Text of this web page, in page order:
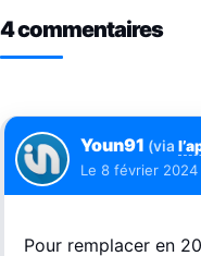
4 commentaires
Youn91 (via
Le 8 février 2024
Pour remplacer en